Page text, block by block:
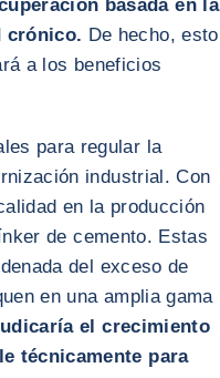
basada en la
crónico. De hecho, esto
a los beneficios
para regular la
industrial. Con
en la producción
de cemento. Estas
del exceso de
en una amplia gama
el crecimiento
técnicamente para